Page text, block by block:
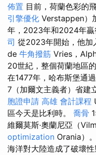
佈置 目前，荷蘭色彩的
引擎優化 Verstappen）
年，2023年和2024年贏
司 從2023年開始，他
de 牛角撥筋 Vries，
20世紀，整個荷蘭地區
在1477年，哈布斯堡通
7（加爾文主義者）省建
胞證申請 高雄 會計課程
區今天是比利時。 喬骨
維爾莫斯·奧蘭尼亞（
optimization Orania）。
海洋對大陸造成了破壞性